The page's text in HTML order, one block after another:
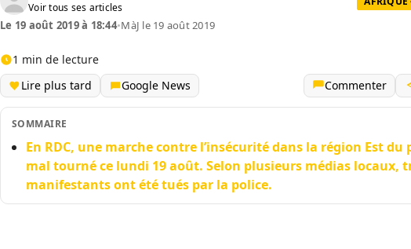
Voir tous ses articles
Le 19 août 2019 à 18:44•MàJ le 19 août 2019
1 min de lecture
Lire plus tard
Google News Commenter
SOMMAIRE
En RDC, une marche contre l’insécurité dans la région Est du
mal tourné ce lundi 19 août. Selon plusieurs médias locaux,
manifestants ont été tués par la police.